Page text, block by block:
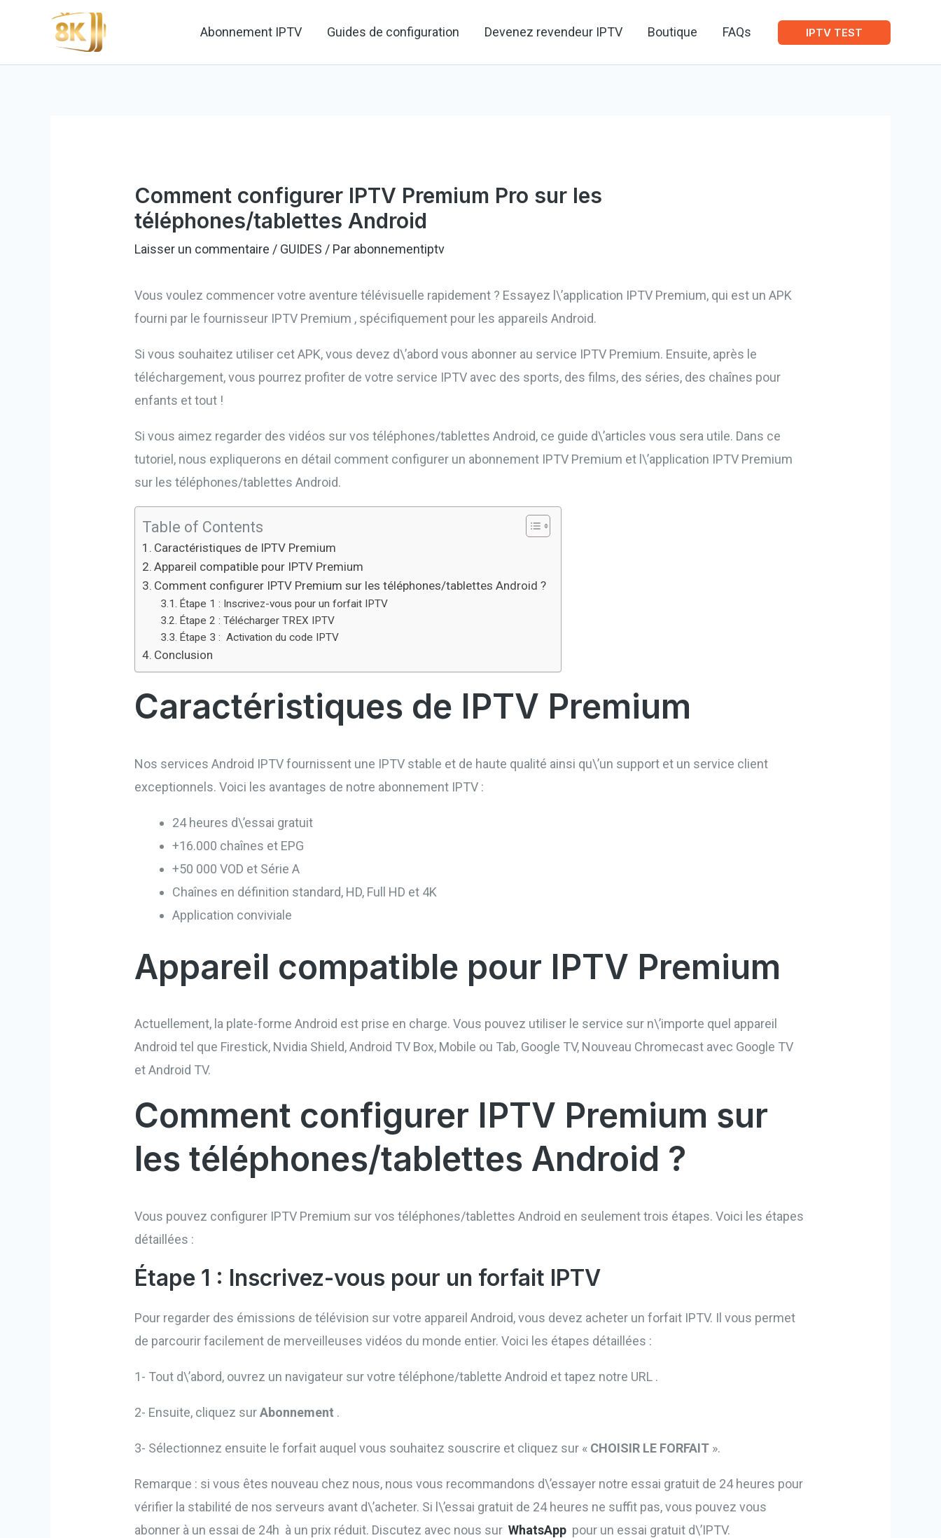
Abonnement IPTV Guides de configuration Devenez revendeur IPTV Boutique FAQs IPTV TEST
Comment configurer IPTV Premium Pro sur les
téléphones/tablettes Android
Laisser un commentaire / GUIDES / Par abonnementiptv
Vous voulez commencer votre aventure télévisuelle rapidement ? Essayez l\’application IPTV Premium, qui est un APK
fourni par le fournisseur IPTV Premium , spécifiquement pour les appareils Android.
Si vous souhaitez utiliser cet APK, vous devez d\’abord vous abonner au service IPTV Premium. Ensuite, après le
téléchargement, vous pourrez profiter de votre service IPTV avec des sports, des films, des séries, des chaînes pour
enfants et tout !
Si vous aimez regarder des vidéos sur vos téléphones/tablettes Android, ce guide d\’articles vous sera utile. Dans ce
tutoriel, nous expliquerons en détail comment configurer un abonnement IPTV Premium et l\’application IPTV Premium
sur les téléphones/tablettes Android.
Table of Contents
Caractéristiques de IPTV Premium
Appareil compatible pour IPTV Premium
Comment configurer IPTV Premium sur les téléphones/tablettes Android ?
Étape 1 : Inscrivez-vous pour un forfait IPTV
Étape 2 : Télécharger TREX IPTV
Étape 3 : Activation du code IPTV
Conclusion
Caractéristiques de IPTV Premium
Nos services Android IPTV fournissent une IPTV stable et de haute qualité ainsi qu\’un support et un service client
exceptionnels. Voici les avantages de notre abonnement IPTV :
24 heures d\’essai gratuit
+16.000 chaînes et EPG
+50 000 VOD et Série A
Chaînes en définition standard, HD, Full HD et 4K
Application conviviale
Appareil compatible pour IPTV Premium
Actuellement, la plate-forme Android est prise en charge. Vous pouvez utiliser le service sur n\’importe quel appareil
Android tel que Firestick, Nvidia Shield, Android TV Box, Mobile ou Tab, Google TV, Nouveau Chromecast avec Google TV
et Android TV.
Comment configurer IPTV Premium sur
les téléphones/tablettes Android ?
Vous pouvez configurer IPTV Premium sur vos téléphones/tablettes Android en seulement trois étapes. Voici les étapes
détaillées :
Étape 1 : Inscrivez-vous pour un forfait IPTV
Pour regarder des émissions de télévision sur votre appareil Android, vous devez acheter un forfait IPTV. Il vous permet
de parcourir facilement de merveilleuses vidéos du monde entier. Voici les étapes détaillées :
1- Tout d\’abord, ouvrez un navigateur sur votre téléphone/tablette Android et tapez notre URL .
2- Ensuite, cliquez surAbonnement .
3- Sélectionnez ensuite le forfait auquel vous souhaitez souscrire et cliquez sur « CHOISIR LE FORFAIT ».
Remarque : si vous êtes nouveau chez nous, nous vous recommandons d\’essayer notre essai gratuit de 24 heures pour
vérifier la stabilité de nos serveurs avant d\’acheter. Si l\’essai gratuit de 24 heures ne suffit pas, vous pouvez vous
abonner à un essai de 24h à un prix réduit. Discutez avec nous surWhatsApp pour un essai gratuit d\’IPTV.